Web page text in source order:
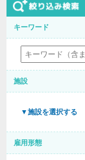
キーワード
施設
▼施設を選択する
雇用形態